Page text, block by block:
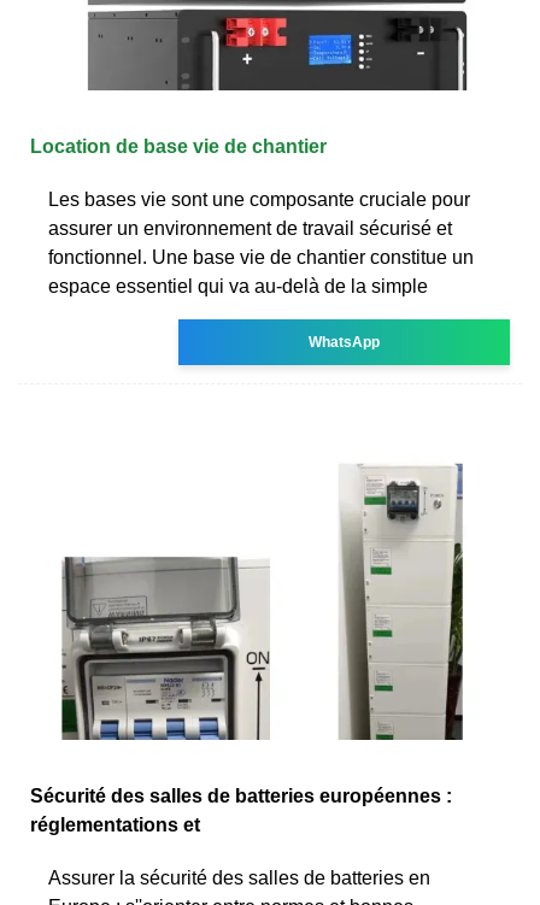
Location de base vie de chantier
Les bases vie sont une composante cruciale pour
assurer un environnement de travail sécurisé et
fonctionnel. Une base vie de chantier constitue un
espace essentiel qui va au-delà de la simple
WhatsApp
Sécurité des salles de batteries européennes :
réglementations et
Assurer la sécurité des salles de batteries en